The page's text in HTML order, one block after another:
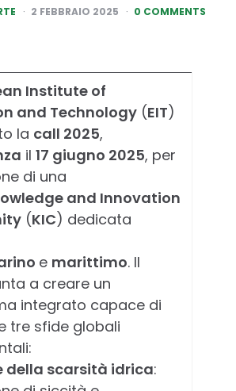
2 FEBBRAIO 2025 0 COMMENTS
Institute of
and Technology (EIT)
la call 2025,
il 17 giugno 2025, per
di una
and Innovation
(KIC) dedicata
e marittimo. Il
a creare un
integrato capace di
tre sfide globali
della scarsità idrica: